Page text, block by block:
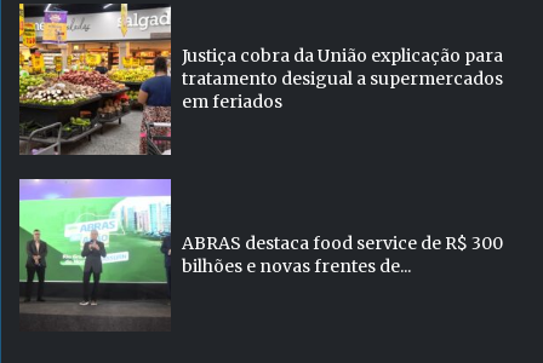
Justiça cobra da União explicação para
tratamento desigual a supermercados
em feriados
ABRAS destaca food service de R$ 300
bilhões e novas frentes de...